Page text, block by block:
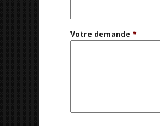
Votre demande *